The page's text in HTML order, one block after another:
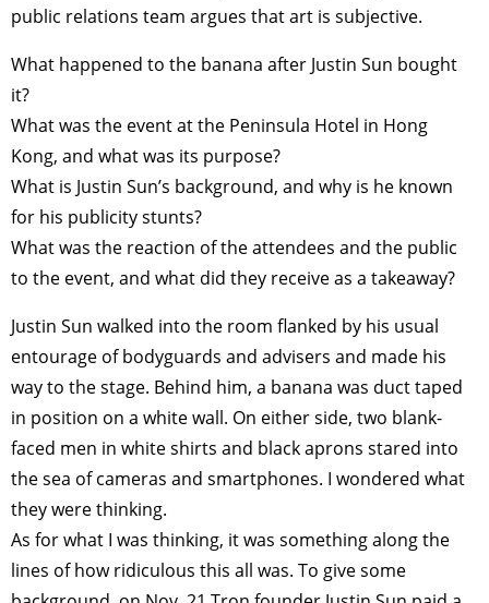
public relations team argues that art is subjective.
What happened to the banana after Justin Sun bought
it?
What was the event at the Peninsula Hotel in Hong
Kong, and what was its purpose?
What is Justin Sun’s background, and why is he known
for his publicity stunts?
What was the reaction of the attendees and the public
to the event, and what did they receive as a takeaway?
Justin Sun walked into the room flanked by his usual
entourage of bodyguards and advisers and made his
way to the stage. Behind him, a banana was duct taped
in position on a white wall. On either side, two blank-
faced men in white shirts and black aprons stared into
the sea of cameras and smartphones. I wondered what
they were thinking.
As for what I was thinking, it was something along the
lines of how ridiculous this all was. To give some